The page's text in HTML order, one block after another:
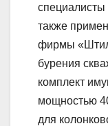
специалисты
также
фирмы
бурения
комплект
мощностью
для